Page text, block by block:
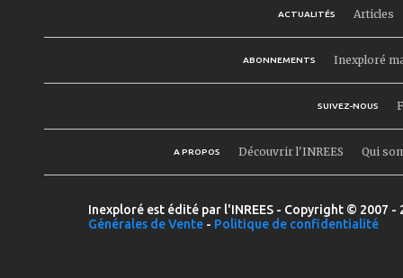
ACTUALITÉS Articles
ABONNEMENTS Inexploré
SUIVEZ-NOUS
A PROPOS Découvrir l'INREES Qui
Inexploré est édité par l'INREES - Copyright © 2007
Générales de Vente - Politique de confidentialité